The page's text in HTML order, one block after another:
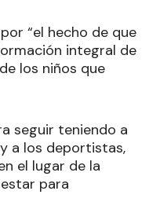
“el hecho de que
integral de
los niños que
seguir teniendo a
a los deportistas,
el lugar de la
para